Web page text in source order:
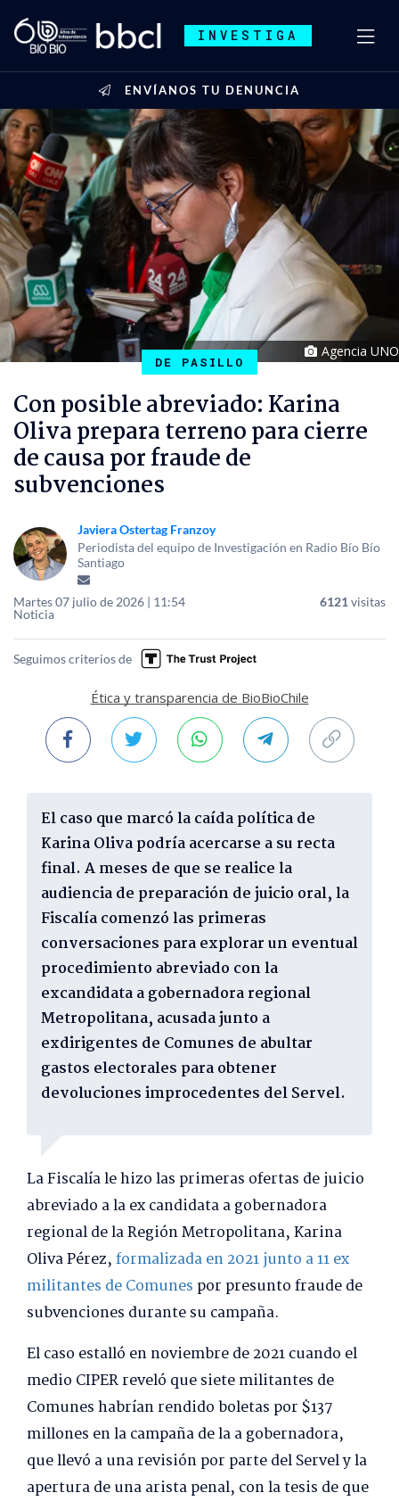
INVESTIGA
ENVÍANOS TU DENUNCIA
DE PASILLO
Agencia UNO
Con posible abreviado: Karina
Oliva prepara terreno para cierre
de causa por fraude de
subvenciones
Javiera Ostertag Franzoy
Periodista del equipo de Investigación en Radio Bío Bío
Santiago
Martes 07 julio de 2026 | 11:54
Noticia
6121 visitas
Seguimos criterios de
Ética y transparencia de BioBioChile
El caso que marcó la caída política de
Karina Oliva podría acercarse a su recta
final. A meses de que se realice la
audiencia de preparación de juicio oral, la
Fiscalía comenzó las primeras
conversaciones para explorar un eventual
procedimiento abreviado con la
excandidata a gobernadora regional
Metropolitana, acusada junto a
exdirigentes de Comunes de abultar
gastos electorales para obtener
devoluciones improcedentes del Servel.
La Fiscalía le hizo las primeras ofertas de juicio
abreviado a la ex candidata a gobernadora
regional de la Región Metropolitana, Karina
Oliva Pérez,formalizada en 2021 junto a 11 ex
militantes de Comunes por presunto fraude de
subvenciones durante su campaña.
El caso estalló en noviembre de 2021 cuando el
medio CIPER reveló que siete militantes de
Comunes habrían rendido boletas por $137
millones en la campaña de la a gobernadora,
que llevó a una revisión por parte del Servel y la
apertura de una arista penal, con la tesis de que